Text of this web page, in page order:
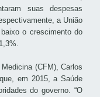
suas despesas
a União
o crescimento do
(CFM), Carlos
em 2015, a Saúde
do governo. “O